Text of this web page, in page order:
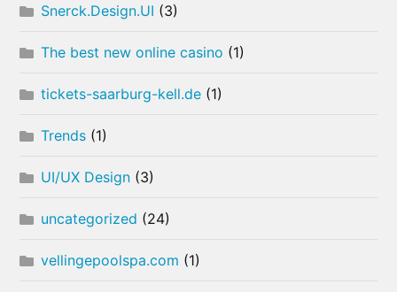
Snerck.Design.UI (3)
The best new online casino (1)
tickets-saarburg-kell.de (1)
Trends (1)
UI/UX Design (3)
uncategorized (24)
vellingepoolspa.com (1)